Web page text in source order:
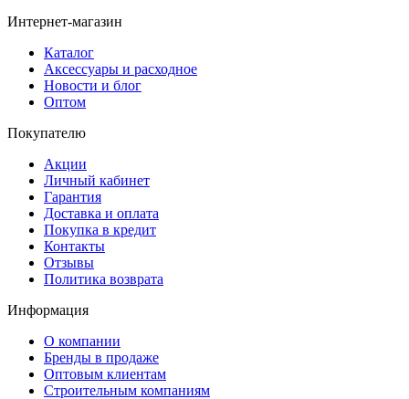
Интернет-магазин
Каталог
Аксессуары и расходное
Новости и блог
Оптом
Покупателю
Акции
Личный кабинет
Гарантия
Доставка и оплата
Покупка в кредит
Контакты
Отзывы
Политика возврата
Информация
О компании
Бренды в продаже
Оптовым клиентам
Строительным компаниям